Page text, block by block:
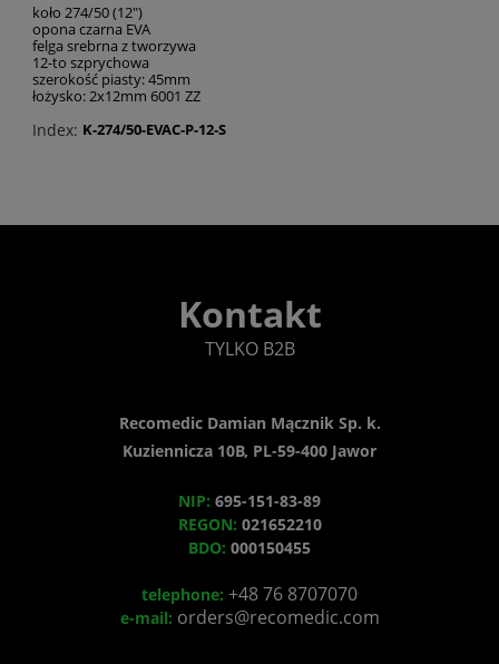
koło 274/50 (12")
opona czarna EVA
felga srebrna z tworzywa
12-to szprychowa
szerokość piasty: 45mm
łożysko: 2x12mm 6001 ZZ
Index: K-274/50-EVAC-P-12-S
Kontakt
TYLKO B2B
Recomedic Damian Mącznik Sp. k.
Kuziennicza 10B, PL-59-400 Jawor
NIP: 695-151-83-89
REGON: 021652210
BDO: 000150455
telephone: +48 76 8707070
e-mail: orders@recomedic.com